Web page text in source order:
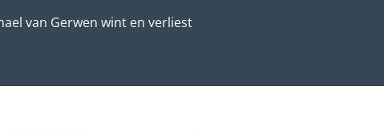
van Gerwen wint en verliest